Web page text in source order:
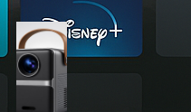
WiMiUS
smart
cinema